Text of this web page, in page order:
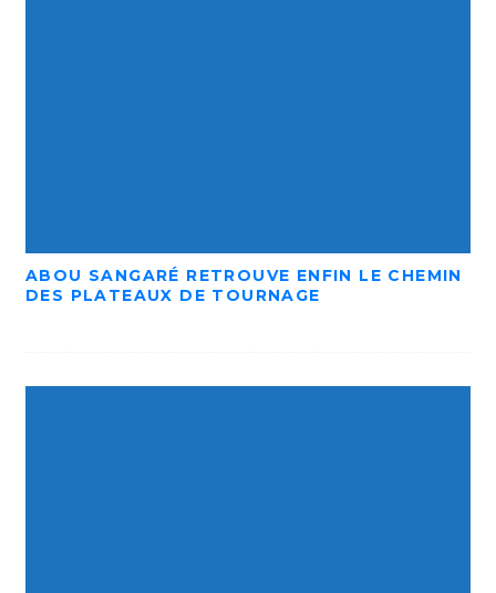
ABOU SANGARÉ RETROUVE ENFIN LE CHEMIN
DES PLATEAUX DE TOURNAGE